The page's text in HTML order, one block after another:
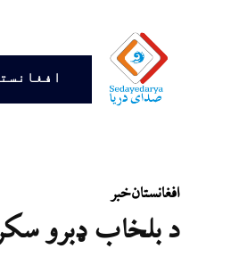
افغانستانخبر
د بلخاب ډبرو